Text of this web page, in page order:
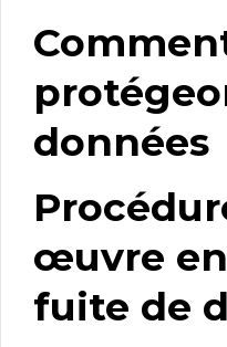
données
œuvre
fuite de